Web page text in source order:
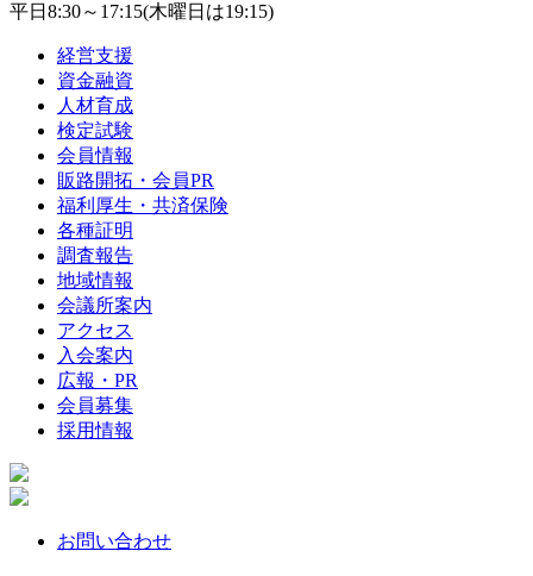
平日8:30～17:15(木曜日は19:15)
経営支援
資金融資
人材育成
検定試験
会員情報
販路開拓・会員PR
福利厚生・共済保険
各種証明
調査報告
地域情報
会議所案内
アクセス
入会案内
広報・PR
会員募集
採用情報
お問い合わせ